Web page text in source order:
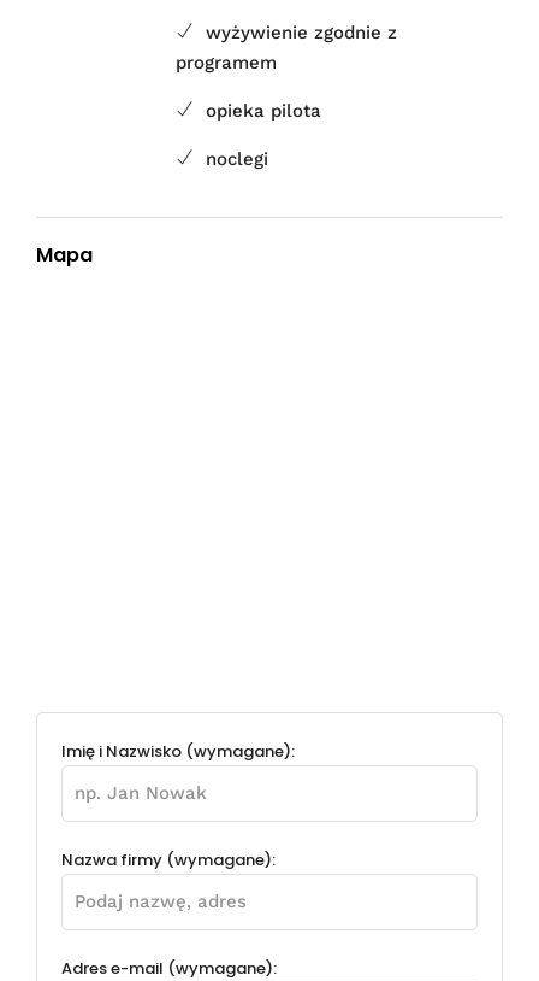
wyżywienie zgodnie z
programem
opieka pilota
noclegi
Mapa
Imię i Nazwisko (wymagane):
Nazwa firmy (wymagane):
Adres e-mail (wymagane):